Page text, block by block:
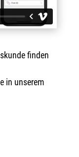
finden
in unserem